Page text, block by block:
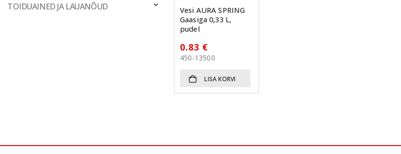
Vesi AURA SPRING
Gaasiga 0,33 L,
pudel
0.83 €
450-13500
LISA KORVI
TOIDUAINED JA LAUANÕUD